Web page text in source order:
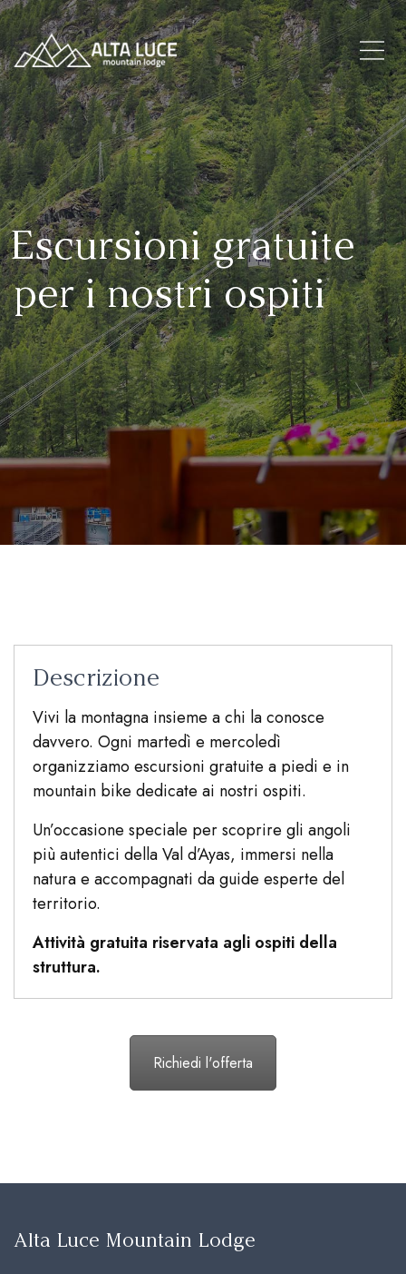
Escursioni gratuite
per i nostri ospiti
Descrizione
Vivi la montagna insieme a chi la conosce
davvero. Ogni martedì e mercoledì
organizziamo escursioni gratuite a piedi e in
mountain bike dedicate ai nostri ospiti.
Un’occasione speciale per scoprire gli angoli
più autentici della Val d’Ayas, immersi nella
natura e accompagnati da guide esperte del
territorio.
Attività gratuita riservata agli ospiti della
struttura.
Richiedi l'offerta
Alta Luce Mountain Lodge